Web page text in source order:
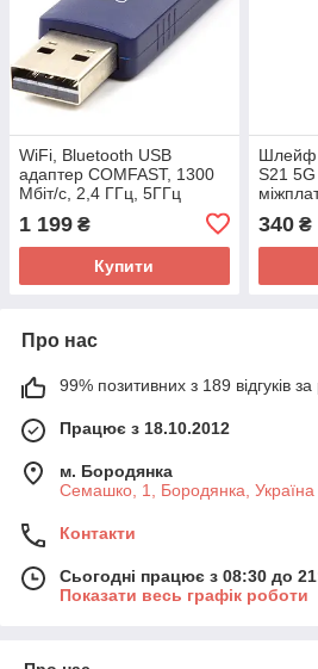
WiFi, Bluetooth USB
адаптер COMFAST, 1300
Мбіт/с, 2,4 ГГц, 5ГГц
1 199 ₴
Купити
Шлейф
S21
R0.4A
340₴
Про нас
99% позитивних з 189 відгуків за
Працює з 18.10.2012
м. Бородянка
Семашко, 1, Бородянка, Україна
Контакти
Сьогодні працює з 08:30 до
Показати весь графік роботи